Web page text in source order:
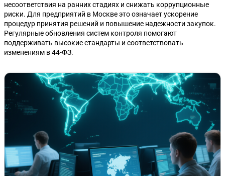
несоответствия на ранних стадиях и снижать коррупционные
риски. Для предприятий в Москве это означает ускорение
процедур принятия решений и повышение надежности закупок.
Регулярные обновления систем контроля помогают
поддерживать высокие стандарты и соответствовать
изменениям в 44-ФЗ.